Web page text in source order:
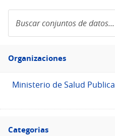
conjuntos
de
Filtro
Organizaciones
Organizaciones
Ministerio de Salud Publica
Filtro
Categorias